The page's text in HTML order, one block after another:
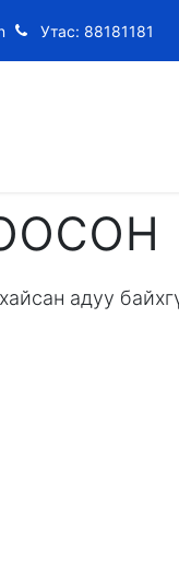
Утас: 88181181
адуу